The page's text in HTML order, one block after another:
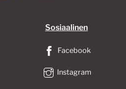
Sosiaalinen
Facebook
Instagram